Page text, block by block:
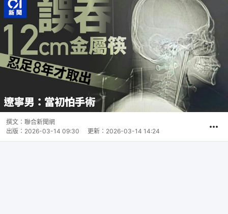
撰文： 聯合新聞網
出版： 2026-03-14 09:30 更新： 2026-03-14 14:24